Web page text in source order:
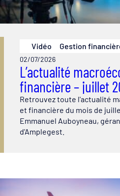
Vidéo Gestion
02/07/2026
L’actualité
financière – juillet
Retrouvez toute l'actualité
et financière du mois de
Emmanuel Auboyneau,
d'Amplegest.